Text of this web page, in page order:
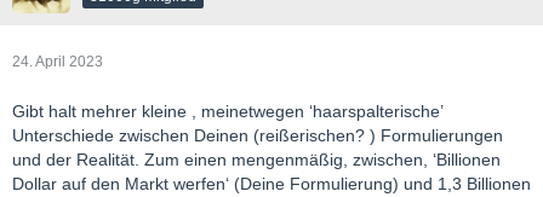
24. April 2023
Gibt halt mehrer kleine , meinetwegen ‘haarspalterische’
Unterschiede zwischen Deinen (reißerischen? ) Formulierungen
und der Realität. Zum einen mengenmäßig, zwischen, ‘Billionen
Dollar auf den Markt werfen‘ (Deine Formulierung) und 1,3 Billionen